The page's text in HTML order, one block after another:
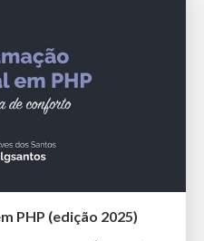
PHP (edição 2025)